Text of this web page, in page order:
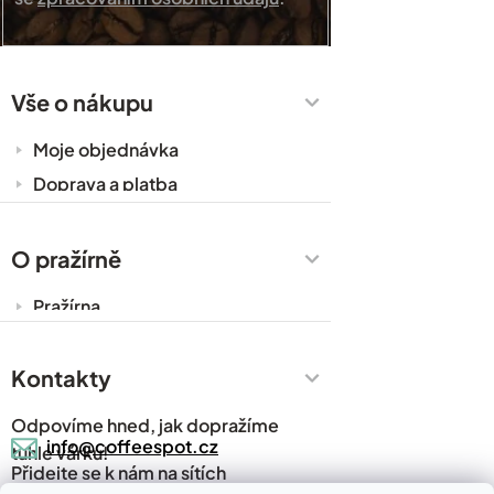
Vše o nákupu
Moje objednávka
Doprava a platba
Zakázková výroba
Ochrana osobních údajů
O pražírně
Pražírna
Prodejny
Kávový slovník
Napsali o nás
Kontakty
Odpovíme hned, jak dopražíme
tuhle várku!
info@coffeespot.cz
Přidejte se k nám na sítích